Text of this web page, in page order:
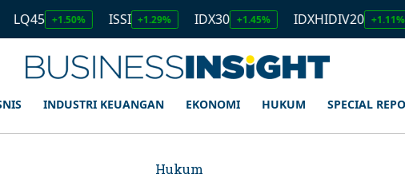
ISSI +1.29% IDX30 +1.45% IDXHIDIV20 +1.11% IDX80
INDUSTRI KEUANGAN EKONOMI HUKUM SPECIAL
Hukum